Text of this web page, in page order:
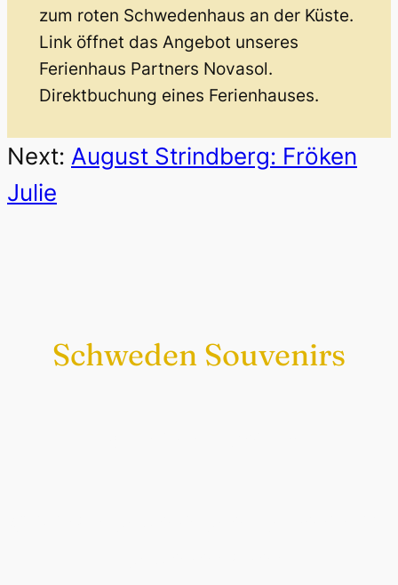
zum roten Schwedenhaus an der Küste.
Link öffnet das Angebot unseres
Ferienhaus Partners Novasol.
Direktbuchung eines Ferienhauses.
Next: August Strindberg: Fröken
Julie
Schweden Souvenirs